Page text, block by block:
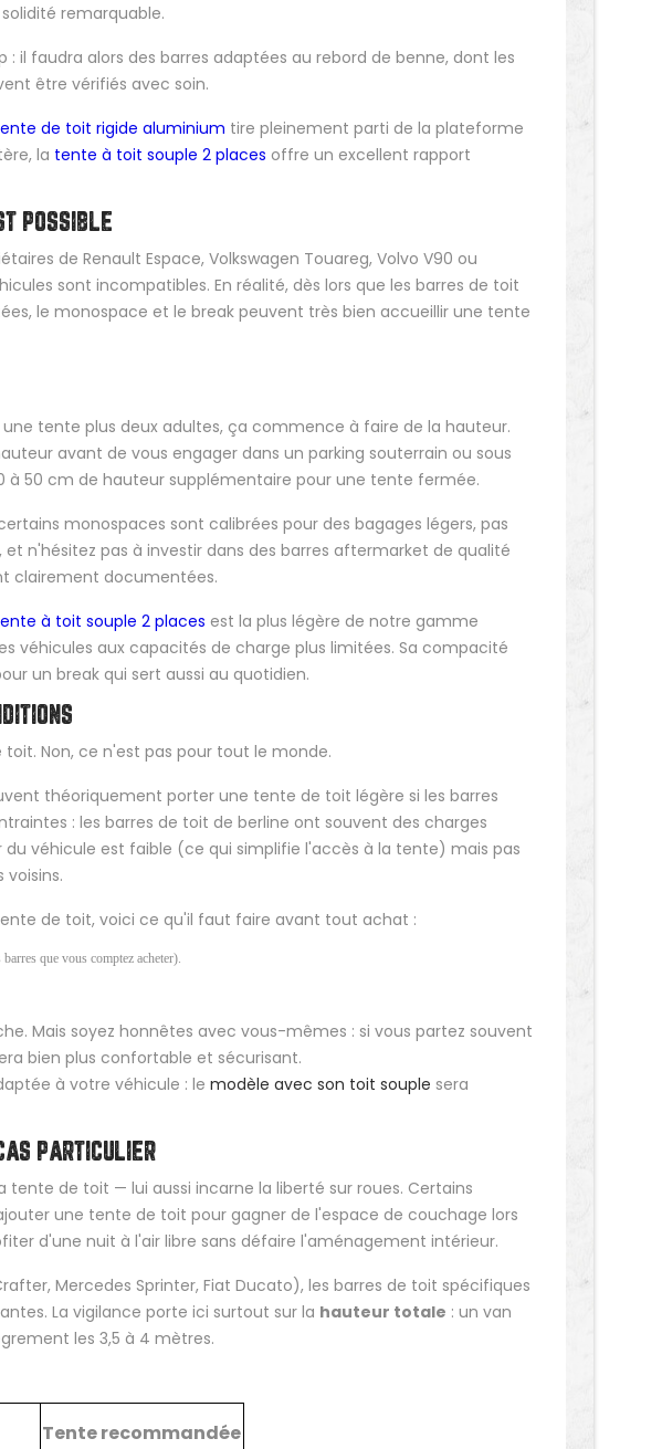
remarquable.
il faudra alors des barres adaptées au rebord de benne, dont les
être vérifiés avec soin.
de toit rigide aluminium tire pleinement parti de la plateforme
la tente à toit souple 2 places offre un excellent rapport
POSSIBLE
de Renault Espace, Volkswagen Touareg, Volvo V90 ou
sont incompatibles. En réalité, dès lors que les barres de toit
le monospace et le break peuvent très bien accueillir une tente
une tente plus deux adultes, ça commence à faire de la hauteur.
avant de vous engager dans un parking souterrain ou sous
à 50 cm de hauteur supplémentaire pour une tente fermée.
monospaces sont calibrées pour des bagages légers, pas
n'hésitez pas à investir dans des barres aftermarket de qualité
clairement documentées.
à toit souple 2 places est la plus légère de notre gamme
véhicules aux capacités de charge plus limitées. Sa compacité
un break qui sert aussi au quotidien.
Non, ce n'est pas pour tout le monde.
théoriquement porter une tente de toit légère si les barres
: les barres de toit de berline ont souvent des charges
véhicule est faible (ce qui simplifie l'accès à la tente) mais pas
voisins.
de toit, voici ce qu'il faut faire avant tout achat :
que vous comptez acheter).
Mais soyez honnêtes avec vous-mêmes : si vous partez souvent
bien plus confortable et sécurisant.
à votre véhicule : le modèle avec son toit souple sera
PARTICULIER
de toit — lui aussi incarne la liberté sur roues. Certains
une tente de toit pour gagner de l'espace de couchage lors
d'une nuit à l'air libre sans défaire l'aménagement intérieur.
Mercedes Sprinter, Fiat Ducato), les barres de toit spécifiques
La vigilance porte ici surtout sur la hauteur totale : un van
les 3,5 à 4 mètres.
Tente recommandée